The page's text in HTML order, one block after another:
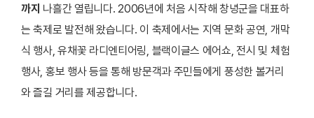
까지 나흘간 열립니다. 2006년에 처음 시작해 창녕군을 대표하
는 축제로 발전해 왔습니다. 이 축제에서는 지역 문화 공연, 개막
식 행사, 유채꽃 라디엔티어링, 블랙이글스 에어쇼, 전시 및 체험
행사, 홍보 행사 등을 통해 방문객과 주민들에게 풍성한 볼거리
와 즐길 거리를 제공합니다.